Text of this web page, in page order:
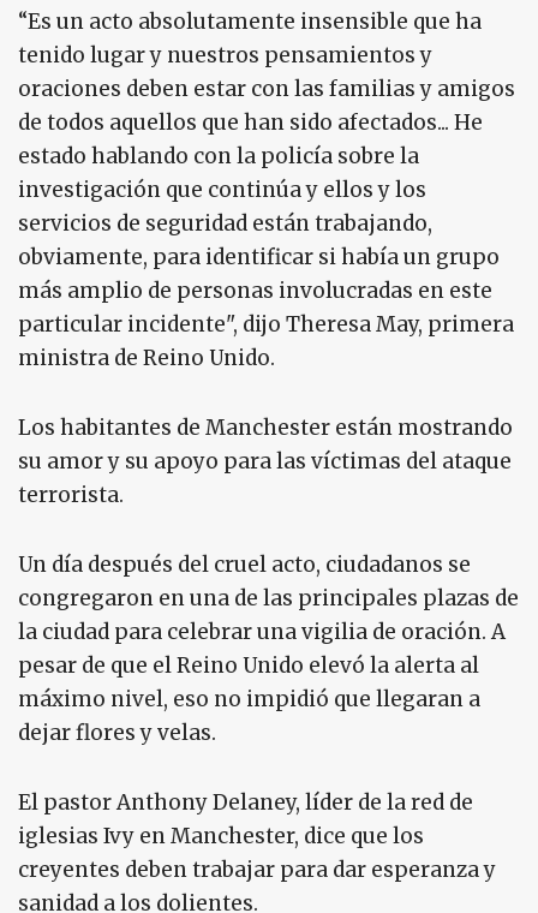
“Es un acto absolutamente insensible que ha
tenido lugar y nuestros pensamientos y
oraciones deben estar con las familias y amigos
de todos aquellos que han sido afectados... He
estado hablando con la policía sobre la
investigación que continúa y ellos y los
servicios de seguridad están trabajando,
obviamente, para identificar si había un grupo
más amplio de personas involucradas en este
particular incidente", dijo Theresa May, primera
ministra de Reino Unido.
Los habitantes de Manchester están mostrando
su amor y su apoyo para las víctimas del ataque
terrorista.
Un día después del cruel acto, ciudadanos se
congregaron en una de las principales plazas de
la ciudad para celebrar una vigilia de oración. A
pesar de que el Reino Unido elevó la alerta al
máximo nivel, eso no impidió que llegaran a
dejar flores y velas.
El pastor Anthony Delaney, líder de la red de
iglesias Ivy en Manchester, dice que los
creyentes deben trabajar para dar esperanza y
sanidad a los dolientes.